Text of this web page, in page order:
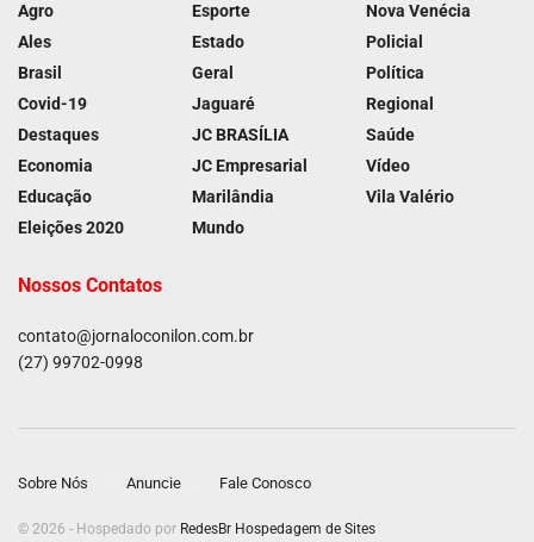
Agro
Ales
Brasil
Covid-19
Destaques
Economia
Educação
Eleições 2020
Esporte
Estado
Geral
Jaguaré
JC BRASÍLIA
JC Empresarial
Marilândia
Mundo
Nova Venécia
Policial
Política
Regional
Saúde
Vídeo
Vila Valério
Nossos Contatos
contato@jornaloconilon.com.br
(27) 99702-0998
Sobre Nós Anuncie Fale Conosco
© 2026 - Hospedado por RedesBr Hospedagem de Sites